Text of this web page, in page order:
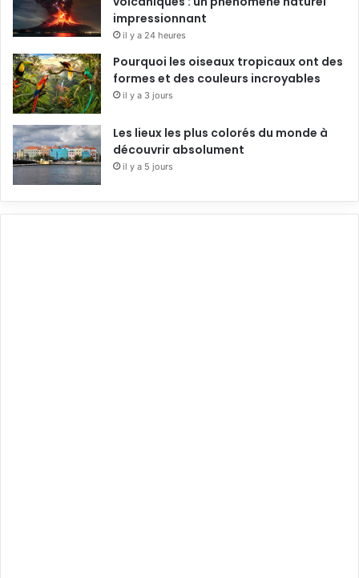
impressionnant
il y a 24 heures
Pourquoi les oiseaux tropicaux ont des
formes et des couleurs incroyables
il y a 3 jours
Les lieux les plus colorés du monde à
découvrir absolument
il y a 5 jours